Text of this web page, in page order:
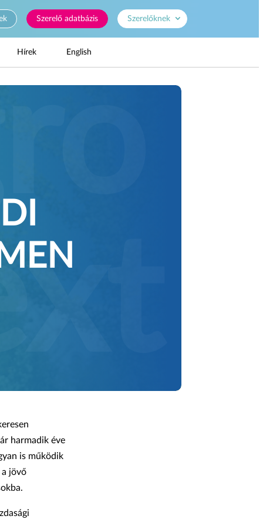
Szerelő adatbázis Szerelőknek
Hírek English
harmadik éve
is működik
a jövő